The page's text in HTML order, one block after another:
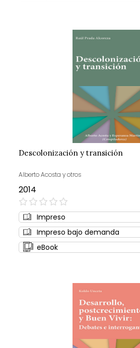
Descolonización y transición
Alberto Acosta y otros
2014
0%
Impreso
Impreso bajo demanda
eBook